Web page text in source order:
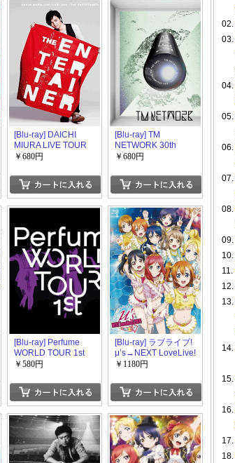
[Blu-ray] DAICHI
MIURA LIVE TOUR
2014 - THE
￥680円
[Blu-ray] TM
NETWORK 30th
1984~ the beginning
￥680円
[Blu-ray] Perfume
WORLD TOUR 1st
￥580円
[Blu-ray] ラブライブ!
μ’s→NEXT LoveLive!
2014~ENDLESS
￥1180円
02.
03.
04.
05.
06.
07.
08.
09.
10.
11.
12.
13.
14.
15.
16.
17.
18.